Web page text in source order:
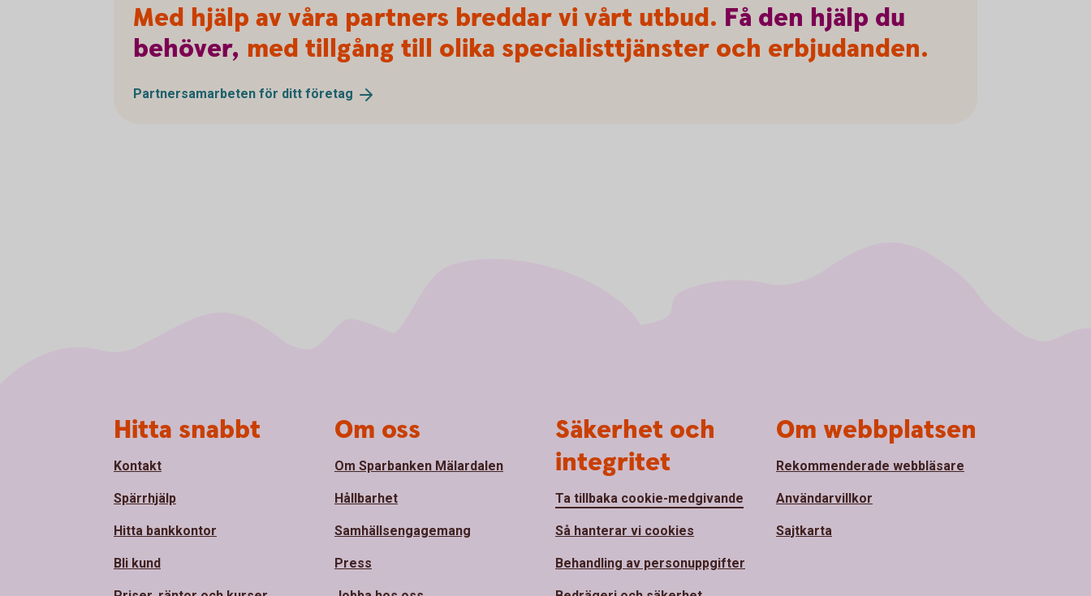
Med hjälp av våra partners breddar vi vårt utbud. Få den hjälp du
behöver, med tillgång till olika specialisttjänster och erbjudanden.
Partnersamarbeten för ditt företag
Hitta snabbt
Kontakt
Spärrhjälp
Hitta bankkontor
Bli kund
Om oss
Om Sparbanken Mälardalen
Hållbarhet
Samhällsengagemang
Press
Säkerhet och
integritet
Ta tillbaka cookie-medgivande
Så hanterar vi cookies
Behandling av personuppgifter
Om webbplatsen
Rekommenderade webbläsare
Användarvillkor
Sajtkarta